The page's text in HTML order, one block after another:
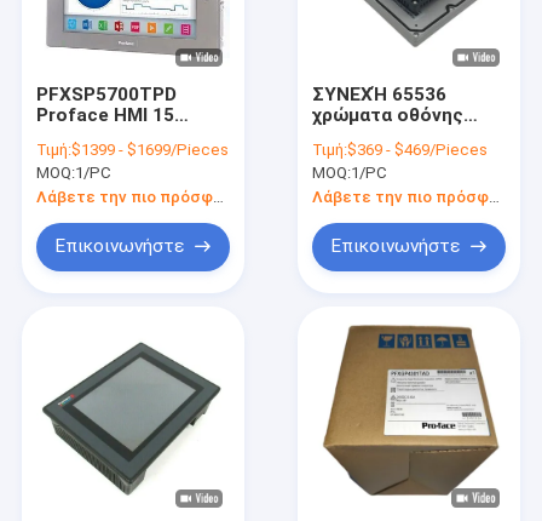
PFXSP5700TPD
Proface HMI 15
σειράς ίντσας
GP4000
Τιμή:$1399 - $1699/Pieces
MOQ:1/PC
Λάβετε την πιο πρόσφατη τιμή
Επικοινωνήστε
ΣΥΝΕΧΉ 65536
χρώματα οθόνης
PFXGM4301TAD 24V
Τιμή:$369 - $469/Pieces
MOQ:1/PC
Επικοινωνήστε